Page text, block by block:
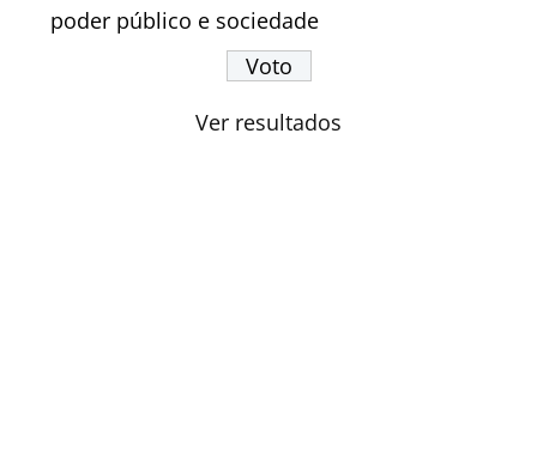
poder público e sociedade
Ver resultados